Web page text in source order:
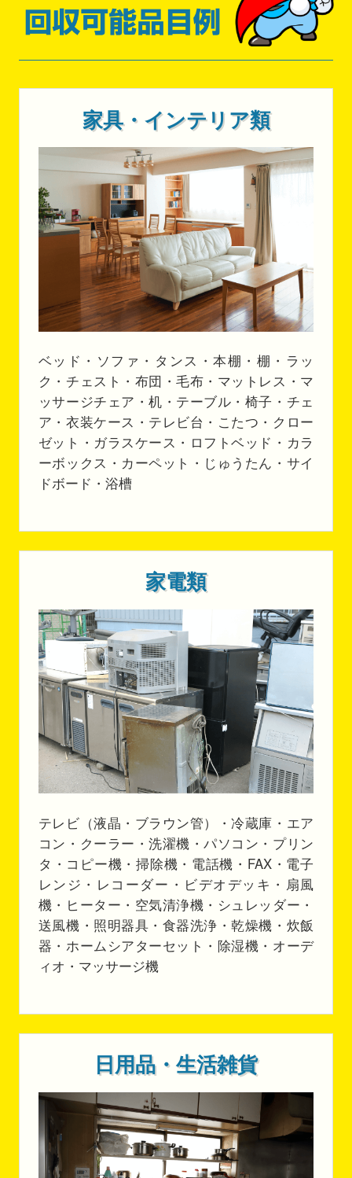
家具・インテリア類
ベッド・ソファ・タンス・本棚・棚・ラッ
ク・チェスト・布団・毛布・マットレス・マ
ッサージチェア・机・テーブル・椅子・チェ
ア・衣装ケース・テレビ台・こたつ・クロー
ゼット・ガラスケース・ロフトベッド・カラ
ーボックス・カーペット・じゅうたん・サイ
ドボード・浴槽
家電類
テレビ（液晶・ブラウン管）・冷蔵庫・エア
コン・クーラー・洗濯機・パソコン・プリン
タ・コピー機・掃除機・電話機・FAX・電子
レンジ・レコーダー・ビデオデッキ・扇風
機・ヒーター・空気清浄機・シュレッダー・
送風機・照明器具・食器洗浄・乾燥機・炊飯
器・ホームシアターセット・除湿機・オーデ
ィオ・マッサージ機
日用品・生活雑貨